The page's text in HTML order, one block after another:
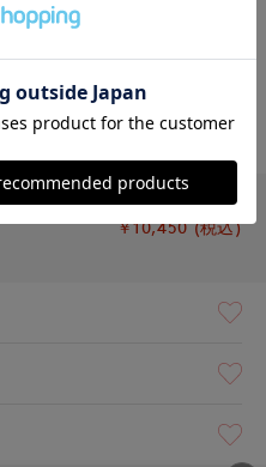
￥10,450 (税込)